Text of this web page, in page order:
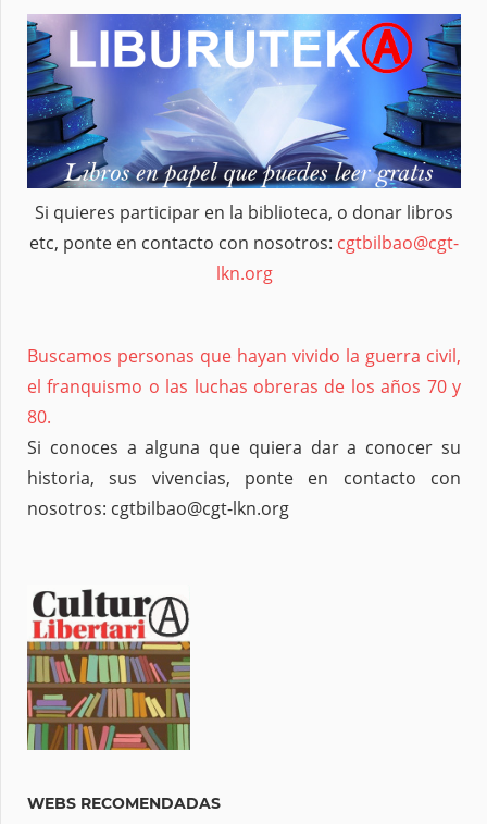
Si quieres participar en la biblioteca, o donar libros
etc, ponte en contacto con nosotros: cgtbilbao@cgt-
lkn.org
Buscamos personas que hayan vivido la guerra civil,
el franquismo o las luchas obreras de los años 70 y
80.
Si conoces a alguna que quiera dar a conocer su
historia, sus vivencias, ponte en contacto con
nosotros: cgtbilbao@cgt-lkn.org
WEBS RECOMENDADAS